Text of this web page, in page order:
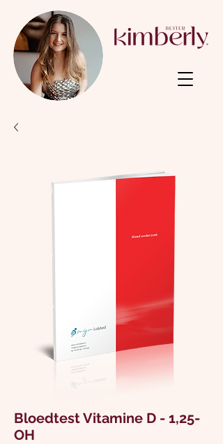
Bloedtest Vitamine D - 1,25-
OH